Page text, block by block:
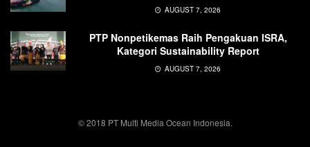
AUGUST 7, 2026
PTP Nonpetikemas Raih Pengakuan ISRA,
Kategori Sustainability Report
AUGUST 7, 2026
© 2018 PT Multi Media Ocean Indonesia.